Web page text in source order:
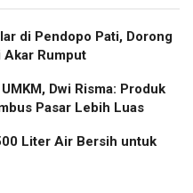
di Pendopo Pati, Dorong
Akar Rumput
Dwi Risma: Produk
Pasar Lebih Luas
Liter Air Bersih untuk